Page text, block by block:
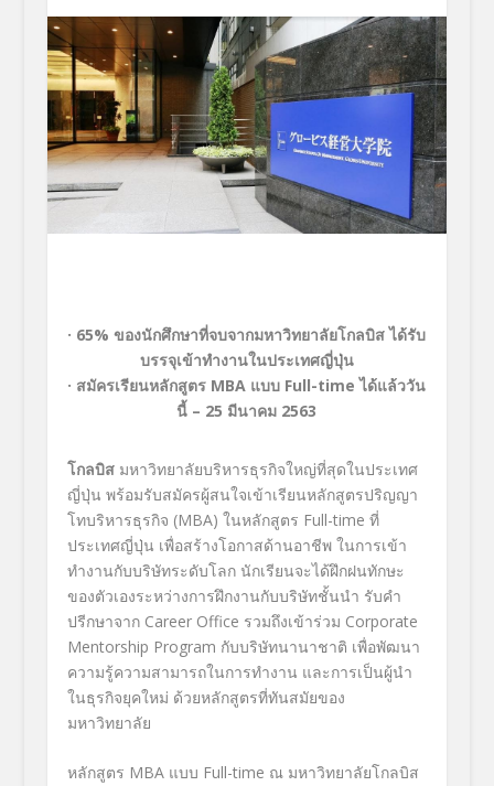
· 65% ของนักศึกษาที่จบจากมหาวิทยาลัยโกลบิส ได้รับ
บรรจุเข้าทำงานในประเทศญี่ปุ่น
· สมัครเรียนหลักสูตร MBA แบบ Full-timeได้แล้ววัน
นี้ – 25 มีนาคม 2563
โกลบิส มหาวิทยาลัยบริหารธุรกิจใหญ่ที่สุดในประเทศ
ญี่ปุ่น พร้อมรับสมัครผู้สนใจเข้าเรียนหลักสูตรปริญญา
โทบริหารธุรกิจ (MBA) ในหลักสูตร Full-time ที่
ประเทศญี่ปุ่น เพื่อสร้างโอกาสด้านอาชีพ ในการเข้า
ทำงานกับบริษัทระดับโลก นักเรียนจะได้ฝึกฝนทักษะ
ของตัวเองระหว่างการฝึกงานกับบริษัทชั้นนำ รับคำ
ปรีกษาจาก Career Office รวมถึงเข้าร่วม Corporate
Mentorship Program กับบริษัทนานาชาติ เพื่อพัฒนา
ความรู้ความสามารถในการทำงาน และการเป็นผู้นำ
ในธุรกิจยุคใหม่ ด้วยหลักสูตรที่ทันสมัยของ
มหาวิทยาลัย
หลักสูตร MBAแบบ Full-time ณ มหาวิทยาลัยโกลบิส